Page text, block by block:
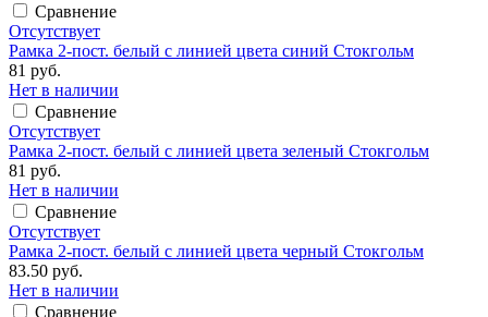
Сравнение
Отсутствует
Рамка 2-пост. белый с линией цвета синий Стокгольм
81 руб.
Нет в наличии
Сравнение
Отсутствует
Рамка 2-пост. белый с линией цвета зеленый Стокгольм
81 руб.
Нет в наличии
Сравнение
Отсутствует
Рамка 2-пост. белый с линией цвета черный Стокгольм
83.50 руб.
Нет в наличии
Сравнение